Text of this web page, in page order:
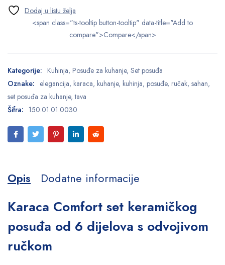
<span class="ts-tooltip button-tooltip" data-title="Add to
compare">Compare</span>
Kategorije: Kuhinja, Posuđe za kuhanje, Set posuđa
Oznake: elegancija, karaca, kuhanje, kuhinja, posuđe, ručak, sahan,
set posuđa za kuhanje,tava
Šifra: 150.01.01.0030
Opis Dodatne informacije
Karaca Comfort set keramičkog
posuđa od 6 dijelova s ​​odvojivom
ručkom